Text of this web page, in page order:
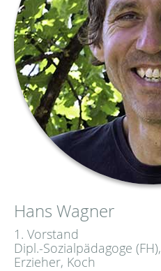
Hans Wagner
1. Vorstand
Dipl.-Sozialpädagoge (FH),
Erzieher, Koch